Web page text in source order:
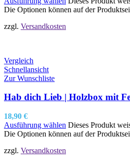
Die Optionen können auf der
zzgl. Versandkosten
Vergleich
Schnellansicht
Zur Wunschliste
Hab dich Lieb | Holzbox mit
18,90 €
Ausführung wählen Dieses Produkt
Die Optionen können auf der
zzgl. Versandkosten